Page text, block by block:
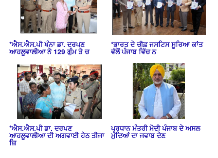
*ਐਸ.ਐਸ.ਪੀ ਖੰਨਾ ਡਾ. ਦਰਪਣ
ਆਹਲੂਵਾਲੀਆ ਨੇ 129 ਗੁੰਮ ਤੇ ਚ
*ਭਾਰਤ ਦੇ ਚੀਫ਼ ਜਸਟਿਸ ਸੂਰਿਆ ਕਾਂਤ
ਵੱਲੋਂ ਪੰਜਾਬ ਵਿੱਚ ਨ
*ਐਸ.ਐਸ.ਪੀ ਡਾ. ਦਰਪਣ
ਆਹਲੂਵਾਲੀਆ ਦੀ ਅਗਵਾਈ ਹੇਠ ਤੀਜਾ
ਜ਼ਿ
ਪ੍ਰਧਾਨ ਮੰਤਰੀ ਮੋਦੀ ਪੰਜਾਬ ਦੇ ਅਸਲ
ਮੁੱਦਿਆਂ ਦਾ ਜਵਾਬ ਦੇਣ